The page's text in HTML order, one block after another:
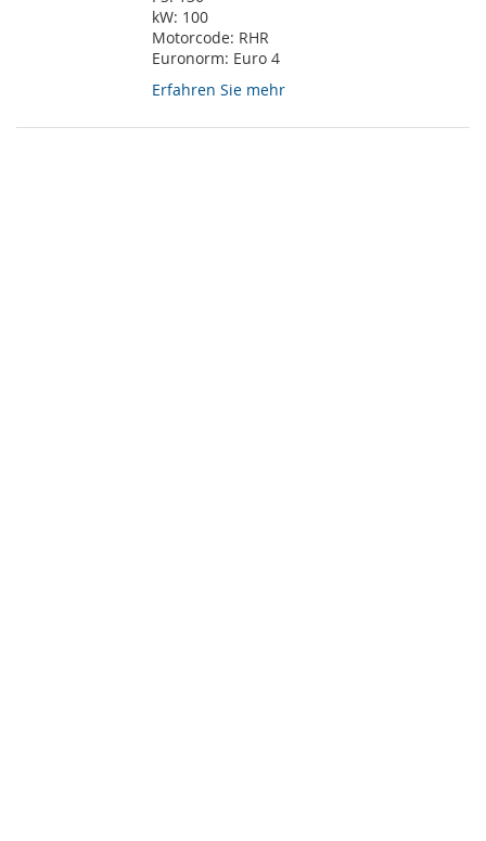
kW: 100
Motorcode: RHR
Euronorm: Euro 4
Erfahren Sie mehr